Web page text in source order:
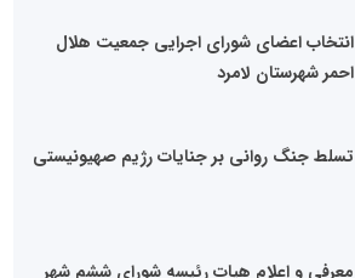
انتخاب اعضای شورای اجرایی جمعیت هلال
احمر شهرستان لامرد
تسلط جنگ روانی بر جنایات رژیم صهیونیستی
معرفی و اعلام هیات رئیسه شورای ششم شهر